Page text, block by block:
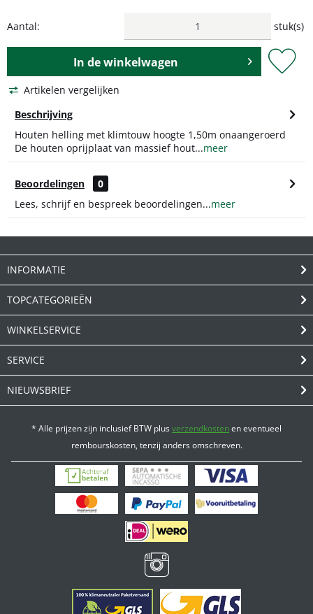
Aantal: stuk(s)
In dewinkelwagen
Artikelen vergelijken
Beschrijving
Houten helling met klimtouw hoogte 1,50m onaangeroerd
De houten oprijplaat van massief hout...meer
Beoordelingen
0
Lees, schrijf en bespreek beoordelingen...meer
INFORMATIE
TOPCATEGORIEËN
WINKELSERVICE
SERVICE
NIEUWSBRIEF
* Alle prijzen zijn inclusief BTW plusverzendkostenen eventueel
rembourskosten, tenzij anders omschreven.